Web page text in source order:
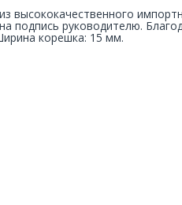
высококачественного
подпись руководителю.
корешка: 15 мм.